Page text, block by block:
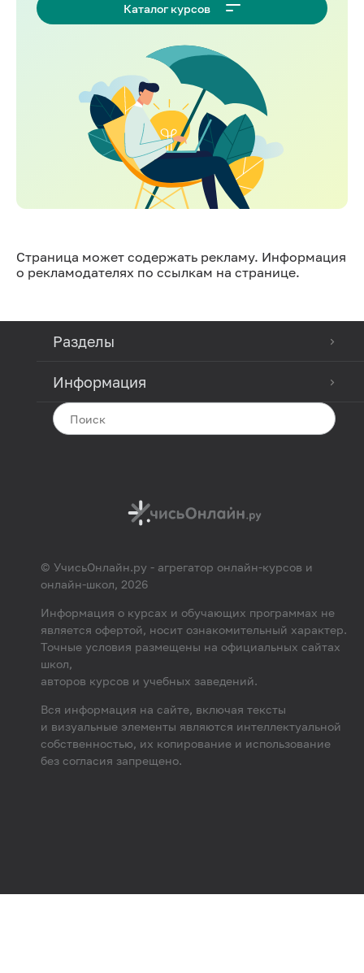
Каталог курсов
Страница может содержать рекламу. Информация
о рекламодателях по ссылкам на странице.
Разделы
Информация
© УчисьОнлайн.ру - агрегатор онлайн-курсов и
онлайн-школ, 2026
Информация о курсах и обучающих программах не
является офертой, носит ознакомительный характер.
Точные условия размещены на официальных сайтах
школ,
авторов курсов и учебных заведений.
Вся информация на сайте, включая тексты
и визуальные элементы являются интеллектуальной
собственностью, их копирование и использование
без согласия запрещено.